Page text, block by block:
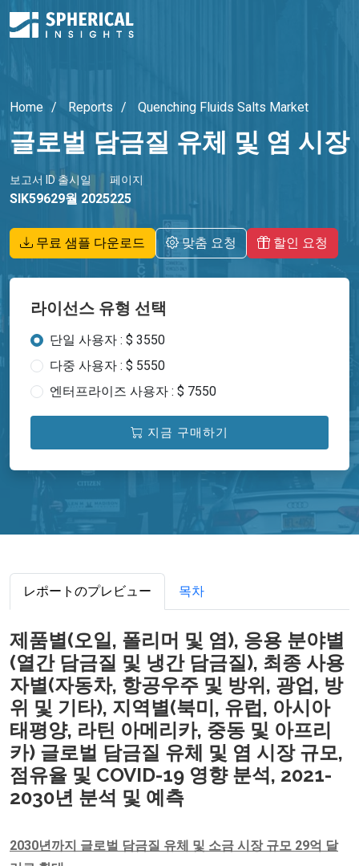
Home Reports Quenching Fluids Salts Market
글로벌 담금질 유체 및 염 시장
보고서 ID
SIK5962
출시일
9월 2025
페이지
225
무료 샘플 다운로드 맞춤 요청 할인 요청
라이선스 유형 선택
단일 사용자 : $ 3550
다중 사용자 : $ 5550
엔터프라이즈 사용자 : $ 7550
지금 구매하기
レポートのプレビュー 목차
제품별(오일, 폴리머 및 염), 응용 분야별
(열간 담금질 및 냉간 담금질), 최종 사용
자별(자동차, 항공우주 및 방위, 광업, 방
위 및 기타), 지역별(북미, 유럽, 아시아
태평양, 라틴 아메리카, 중동 및 아프리
카) 글로벌 담금질 유체 및 염 시장 규모,
점유율 및 COVID-19 영향 분석, 2021-
2030년 분석 및 예측
2030년까지 글로벌 담금질 유체 및 소금 시장 규모 29억 달